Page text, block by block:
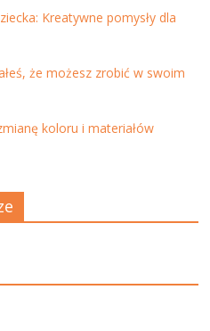
Kreatywne pomysły dla
że możesz zrobić w swoim
koloru i materiałów